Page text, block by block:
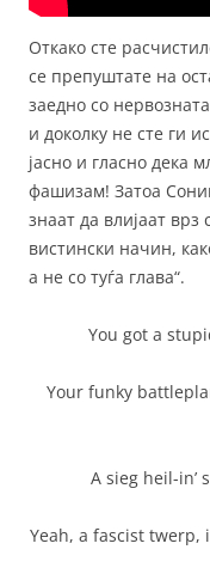
Откако сте
се препуштате на
заедно со
и доколку не сте ги
јасно и гласно дека
фашизам! Затоа
знаат да влијаат врз
вистински начин,
а не со туѓа глава“.
You got a
Your funky
A sieg heil-in’
Yeah, a fascist twerp,